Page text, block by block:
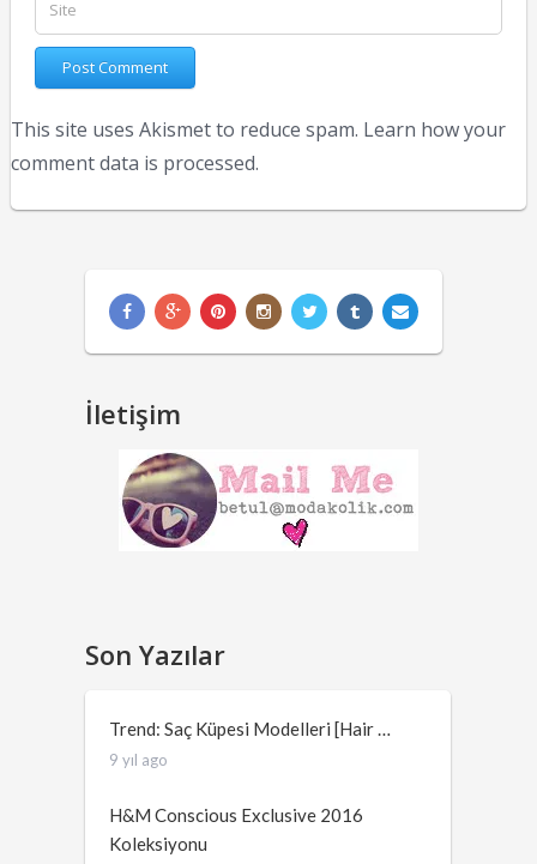
This site uses Akismet to reduce spam. Learn how your
comment data is processed.
İletişim
Son Yazılar
Trend: Saç Küpesi Modelleri [Hair …
9 yıl ago
H&M Conscious Exclusive 2016
Koleksiyonu